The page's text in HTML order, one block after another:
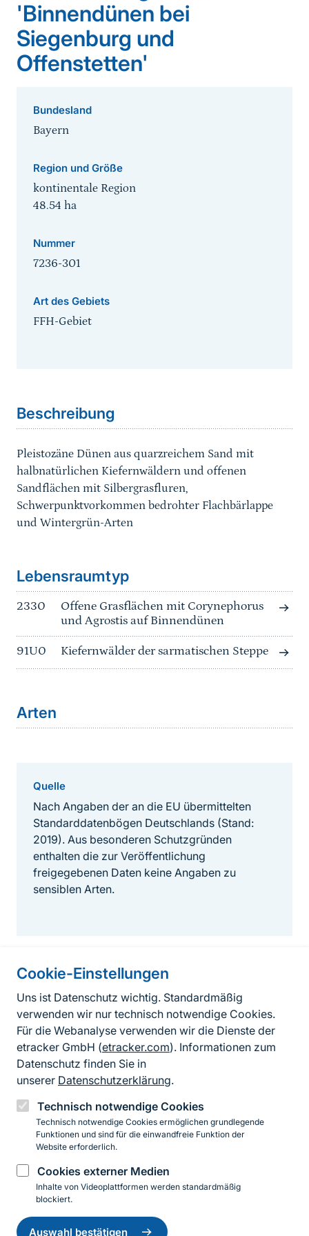
Cookie-Einstellungen
Uns ist Datenschutz wichtig. Standardmäßig
verwenden wir nur technisch notwendige Cookies.
Für die Webanalyse verwenden wir die Dienste der
etracker GmbH (etracker.com). Informationen zum
Datenschutz finden Sie in
unserer Datenschutzerklärung.
Technisch notwendige Cookies
Technisch notwendige Cookies ermöglichen grundlegende
Funktionen und sind für die einwandfreie Funktion der
Website erforderlich.
Cookies externer Medien
Inhalte von Videoplattformen werden standardmäßig
blockiert.
Auswahl bestätigen
Einwilligung
zurückziehen
'Binnendünen bei
Siegenburg und
Offenstetten'
Bundesland
Bayern
Region und Größe
kontinentale Region
48.54 ha
Nummer
7236-301
Art des Gebiets
FFH-Gebiet
Beschreibung
Pleistozäne Dünen aus quarzreichem Sand mit
halbnatürlichen Kiefernwäldern und offenen
Sandflächen mit Silbergrasfluren,
Schwerpunktvorkommen bedrohter Flachbärlappe
und Wintergrün-Arten
Lebensraumtyp
2330
Offene Grasflächen mit Corynephorus
und Agrostis auf Binnendünen
91U0 Kiefernwälder der sarmatischen Steppe
Arten
Quelle
Nach Angaben der an die EU übermittelten
Standarddatenbögen Deutschlands (Stand:
2019). Aus besonderen Schutzgründen
enthalten die zur Veröffentlichung
freigegebenen Daten keine Angaben zu
sensiblen Arten.
Informationen zur Seite
FußzeileKontakt zum BfN
Kontaktformular
Erklärung zur Barrierefreiheit
Impressum
Datenschutz
InstagramFacebookYouTubeLinkedIn
© 2026 Bundesamt für Naturschutz